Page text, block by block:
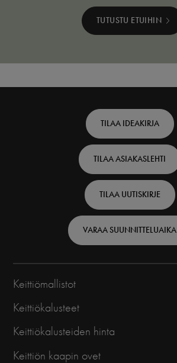
TUTUSTU ETUIHIN
Finnish
TILAA IDEAKIRJA
TILAA ASIAKASLEHTI
TILAA UUTISKIRJE
VARAA SUUNNITTELUAIKA
Keittiömallistot
Keittiökalusteet
Keittiökalusteiden hinta
Keittiön kaapin ovet